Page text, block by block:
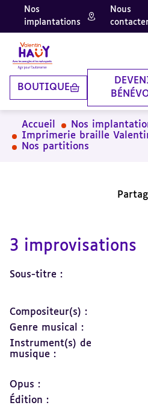
Aller
contenu
principal
Aller
pied
de
page
Aller
la
recherche
Nos
implantations
Nous
BOUTIQUE
Accueil
Nos
Imprimerie braille
Nos partitions
3 improvisations
Sous-titre :
Compositeur(s) :
Genre musical :
Instrument(s) de
musique :
Opus :
Édition :